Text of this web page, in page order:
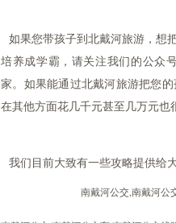
如果您带孩子到北戴河旅游，想
培养成学霸，请关注我们的公众
家。如果能通过北戴河旅游把您
在其他方面花几千元甚至几万元也
我们目前大致有一些攻略提供给
南戴河公交,南戴河公